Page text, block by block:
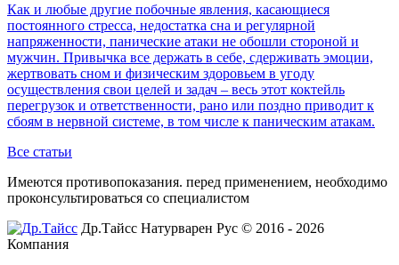
Как и любые другие побочные явления, касающиеся
постоянного стресса, недостатка сна и регулярной
напряженности, панические атаки не обошли стороной и
мужчин. Привычка все держать в себе, сдерживать эмоции,
жертвовать сном и физическим здоровьем в угоду
осуществления свои целей и задач – весь этот коктейль
перегрузок и ответственности, рано или поздно приводит к
сбоям в нервной системе, в том числе к паническим атакам.
Все статьи
Имеются противопоказания. перед применением, необходимо
проконсультироваться со специалистом
Др.Тайсс Натурварен Рус © 2016 - 2026
Компания